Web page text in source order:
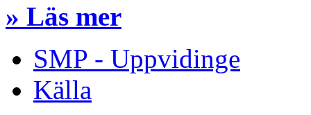
» Läs mer
SMP - Uppvidinge
Källa